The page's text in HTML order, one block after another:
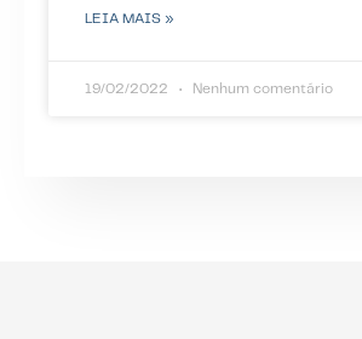
LEIA MAIS »
19/02/2022 Nenhum comentário